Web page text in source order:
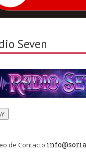
Seven
de Contacto